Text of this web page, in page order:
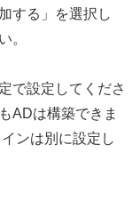
する」を選択し
。
で設定してくださ
ADは構築できま
ンは別に設定し